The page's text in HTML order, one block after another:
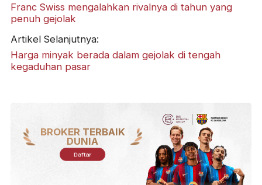
Franc Swiss mengalahkan rivalnya di tahun yang
penuh gejolak
Artikel Selanjutnya:
Harga minyak berada dalam gejolak di tengah
kegaduhan pasar
BROKER TERBAIK
DUNIA
Daftar